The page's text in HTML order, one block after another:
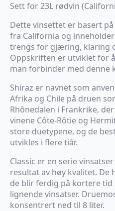
Sett for 23L rødvin
Dette vinsettet er basert
fra California og
trengs for gjæring, klaring
Oppskriften er utviklet for
man forbinder med denne
Shiraz er navnet som
Afrika og Chile på druen
Rhônedalen i Frankrike,
vinene Côte-Rôtie og
store duetypene, og de
utvikles i flere tiår.
Classic er en serie
resultat av høy kvalitet. De
de blir ferdig på kortere tid
lignende vinsatser.
konsentrert ned til 8 liter.